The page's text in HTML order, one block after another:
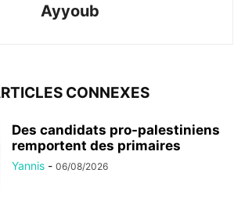
Ayyoub
CONNEXES
Des candidats pro-palestiniens
remportent des primaires
Yannis - 06/08/2026